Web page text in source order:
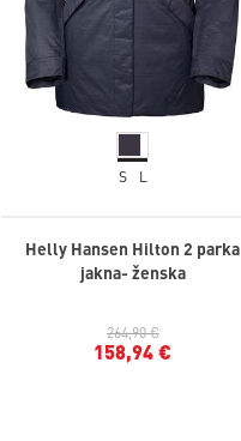
S L
Helly Hansen Hilton 2 parka
jakna- ženska
264,90 €
158,94 €